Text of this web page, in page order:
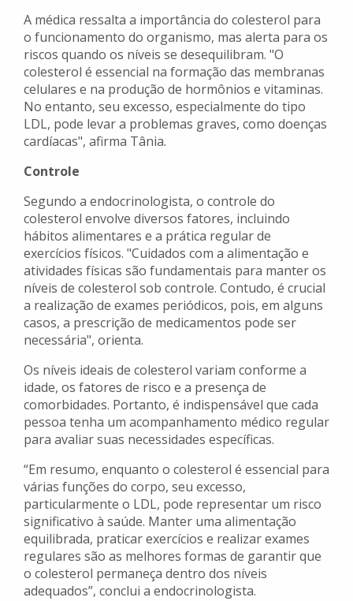
A médica ressalta a importância do colesterol para
o funcionamento do organismo, mas alerta para os
riscos quando os níveis se desequilibram. "O
colesterol é essencial na formação das membranas
celulares e na produção de hormônios e vitaminas.
No entanto, seu excesso, especialmente do tipo
LDL, pode levar a problemas graves, como doenças
cardíacas", afirma Tânia.
Controle
Segundo a endocrinologista, o controle do
colesterol envolve diversos fatores, incluindo
hábitos alimentares e a prática regular de
exercícios físicos. "Cuidados com a alimentação e
atividades físicas são fundamentais para manter os
níveis de colesterol sob controle. Contudo, é crucial
a realização de exames periódicos, pois, em alguns
casos, a prescrição de medicamentos pode ser
necessária", orienta.
Os níveis ideais de colesterol variam conforme a
idade, os fatores de risco e a presença de
comorbidades. Portanto, é indispensável que cada
pessoa tenha um acompanhamento médico regular
para avaliar suas necessidades específicas.
“Em resumo, enquanto o colesterol é essencial para
várias funções do corpo, seu excesso,
particularmente o LDL, pode representar um risco
significativo à saúde. Manter uma alimentação
equilibrada, praticar exercícios e realizar exames
regulares são as melhores formas de garantir que
o colesterol permaneça dentro dos níveis
adequados”, conclui a endocrinologista.